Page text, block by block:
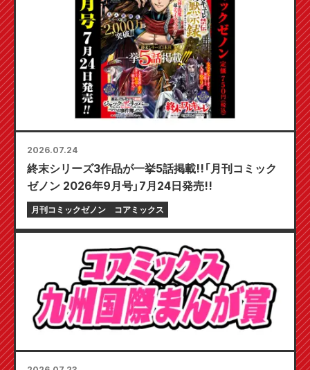
2026.07.24
終末シリーズ3作品が一挙5話掲載!!「月刊コミック
ゼノン 2026年9月号」7月24日発売!!
月刊コミックゼノン コアミックス